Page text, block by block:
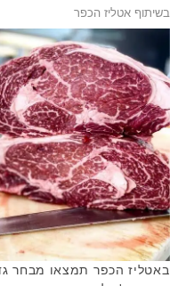
בשיתוף אטליז הכפר
באטליז הכפר תמצאו מבחר